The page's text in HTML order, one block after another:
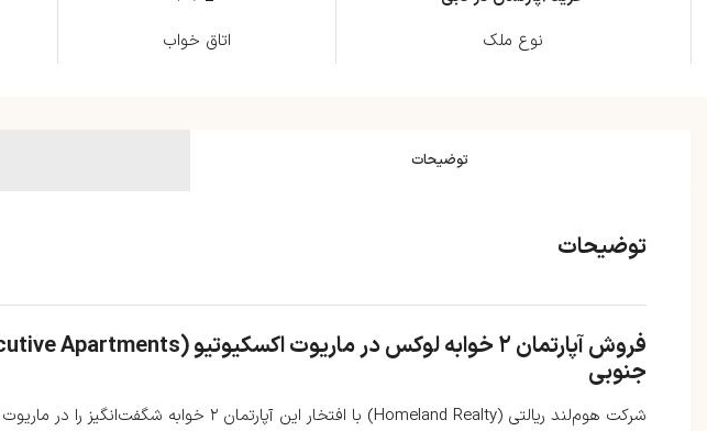
نوع ملک
اتاق خواب
توضیحات
توضیحات
جنوبی